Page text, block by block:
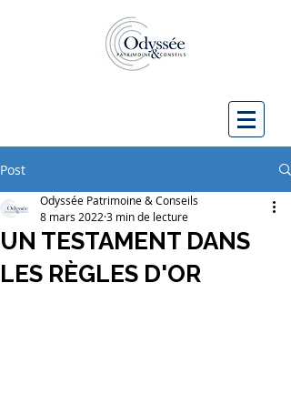
Post
UN TESTAMENT DANS
LES RÈGLES D'OR
Odyssée Patrimoine & Conseils
8 mars 2022 3 min de lecture